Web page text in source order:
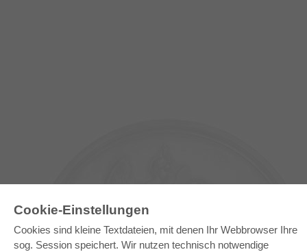
Cookie-Einstellungen
Cookies sind kleine Textdateien, mit denen Ihr Webbrowser Ihre
sog. Session speichert. Wir nutzen technisch notwendige